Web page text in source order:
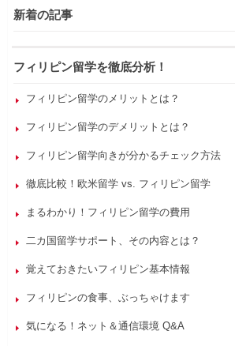
新着の記事
フィリピン留学を徹底分析！
フィリピン留学のメリットとは？
フィリピン留学のデメリットとは？
フィリピン留学向きが分かるチェック方法
徹底比較！欧米留学 vs. フィリピン留学
まるわかり！フィリピン留学の費用
二カ国留学サポート、その内容とは？
覚えておきたいフィリピン基本情報
フィリピンの食事、ぶっちゃけます
気になる！ネット＆通信環境 Q&A